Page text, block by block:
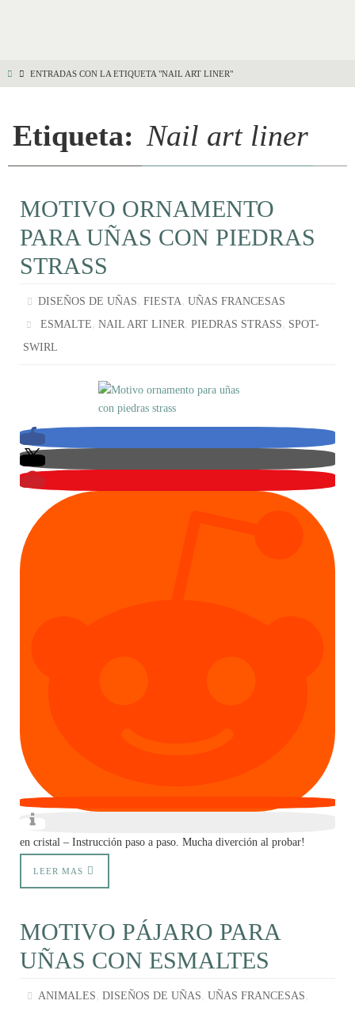
ENTRADAS CON LA ETIQUETA "NAIL ART LINER"
Etiqueta: Nail art liner
MOTIVO ORNAMENTO
PARA UÑAS CON PIEDRAS
STRASS
DISEÑOS DE UÑAS,FIESTA,UÑAS FRANCESAS
ESMALTE,NAIL ART LINER,PIEDRAS STRASS, SPOT-
SWIRL
en cristal – Instrucción paso a paso. Mucha diverción al probar!
LEER MAS
MOTIVO PÁJARO PARA
UÑAS CON ESMALTES
ANIMALES,DISEÑOS DE UÑAS,UÑAS FRANCESAS,